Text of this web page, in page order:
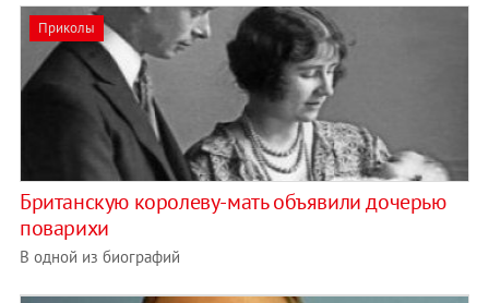
Приколы
Британскую королеву-мать объявили дочерью
поварихи
В одной из биографий